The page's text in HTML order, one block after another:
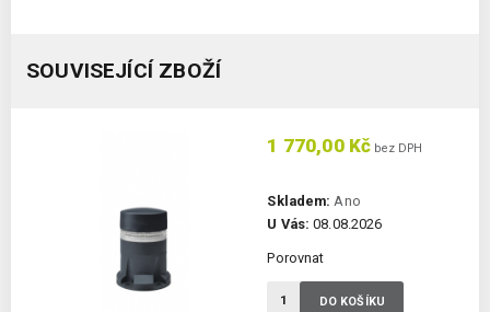
SOUVISEJÍCÍ ZBOŽÍ
1 770,00 Kč bez DPH
Skladem: Ano
U Vás: 08.08.2026
Porovnat
DO KOŠÍKU